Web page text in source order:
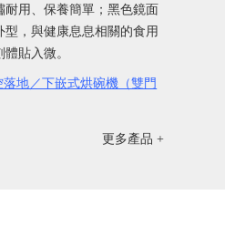
耐用、保養簡單；黑色鏡面
，與健康息息相關的食用
貼入微。
地／下嵌式烘碗機（雙門
更多產品 +